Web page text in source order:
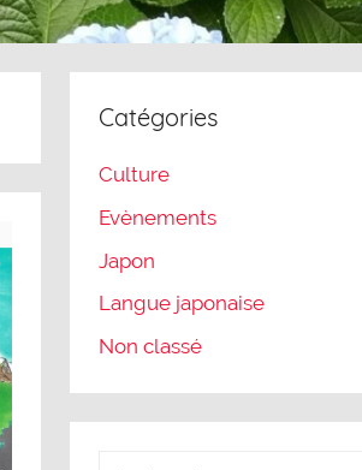
Catégories
Culture
Evènements
Japon
Langue japonaise
Non classé